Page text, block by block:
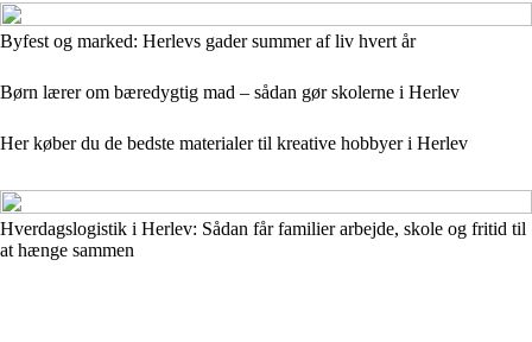
Byfest og marked: Herlevs gader summer af liv hvert år
Børn lærer om bæredygtig mad – sådan gør skolerne i Herlev
Her køber du de bedste materialer til kreative hobbyer i Herlev
Hverdagslogistik i Herlev: Sådan får familier arbejde, skole og fritid til
at hænge sammen